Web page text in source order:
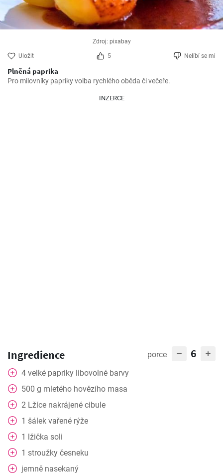
Zdroj: pixabay
Uložit 5 Nelíbí se mi
Plněná paprika
Pro milovníky papriky volba rychlého oběda či večeře.
INZERCE
Ingredience porce 6
4 velké papriky libovolné barvy
500 g mletého hovězího masa
2 Lžíce nakrájené cibule
1 šálek vařené rýže
1 lžička soli
1 stroužky česneku
jemně nasekaný